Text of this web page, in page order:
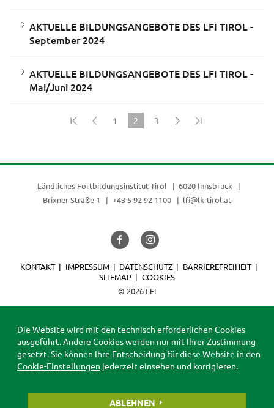
AKTUELLE BILDUNGSANGEBOTE DES LFI TIROL -
September 2024
AKTUELLE BILDUNGSANGEBOTE DES LFI TIROL -
Mai/Juni 2024
1
2
3
Ländliches Fortbildungsinstitut Tirol
6020 Innsbruck
Brixner Straße 1
+43 5 92 92 1100 lfi@lk-tirol.at
© 2026 LFI
KONTAKT IMPRESSUM DATENSCHUTZ
BARRIEREFREIHEIT
SITEMAP
COOKIES
Die Website wird mit den technisch erforderlichen Cookies
ausgeführt. Andere Cookies werden nur mit Ihrer Zustimmung
gesetzt. Sie können Ihre Entscheidung für diese Website in den
Cookie-Einstellungen jederzeit einsehen und korrigieren.
ABLEHNEN